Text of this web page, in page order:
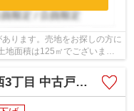
ります。売地をお探しの方に
地面積は125㎡でございま
中古戸建 全1棟